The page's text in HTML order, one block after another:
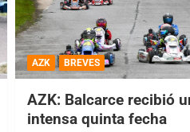
AZK BREVES
AZK: Balcarce recibió
intensa quinta fecha